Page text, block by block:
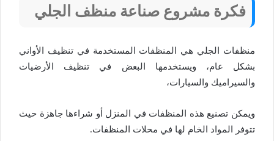
فكرة مشروع صناعة منظف الجلي
منظفات الجلي هي المنظفات المستخدمة في تنظيف الأواني
بشكل عام، ويستخدمها البعض في تنظيف الأرضيات
والسيراميك والسيارات،
ويمكن تصنيع هذه المنظفات في المنزل أو شراءها جاهزة حيث
تتوفر المواد الخام لها في محلات المنظفات.